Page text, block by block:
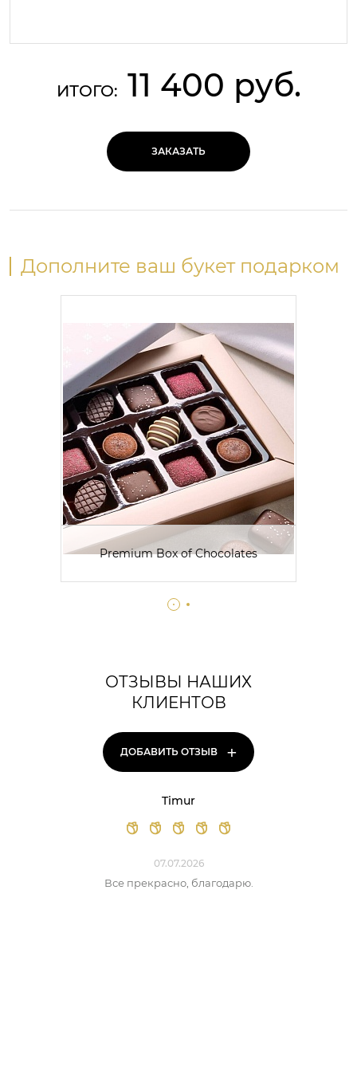
ИТОГО: 11 400 руб.
ЗАКАЗАТЬ
Дополните ваш букет подарком
Premium Box of Chocolates
ОТЗЫВЫ НАШИХ
КЛИЕНТОВ
ДОБАВИТЬ ОТЗЫВ +
Timur
07.07.2026
Все прекрасно, благодарю.